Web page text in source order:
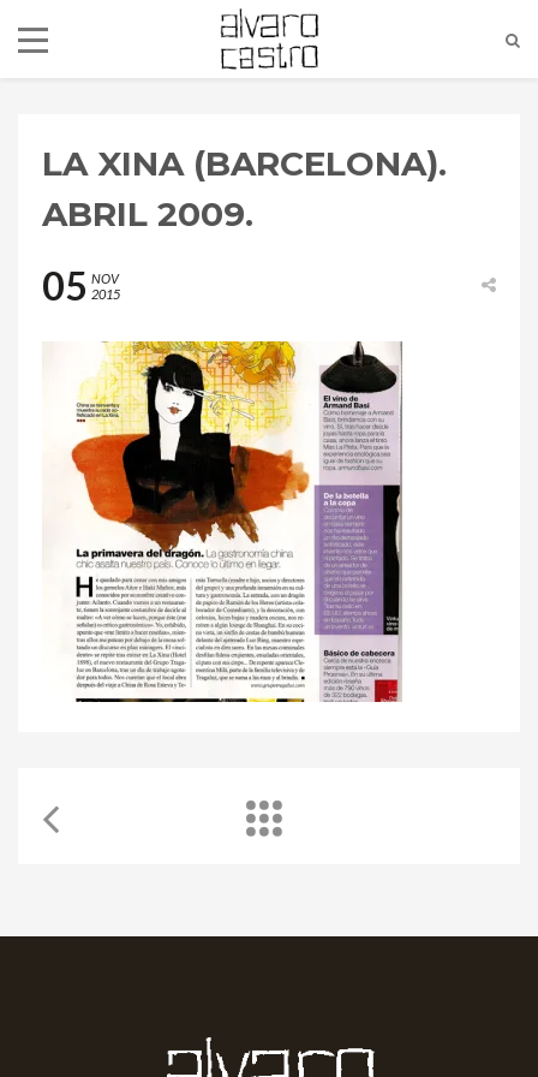
alvaro@alvarocastro.com
LA XINA (BARCELONA).
ABRIL 2009.
05 NOV
2015